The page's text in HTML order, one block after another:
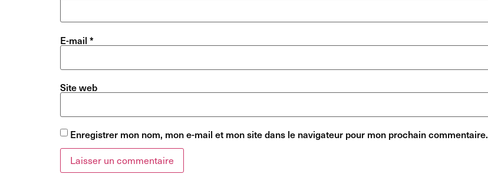
E-mail *
Site web
Enregistrer mon nom, mon e-mail et mon site dans le navigateur pour mon prochain commentaire.